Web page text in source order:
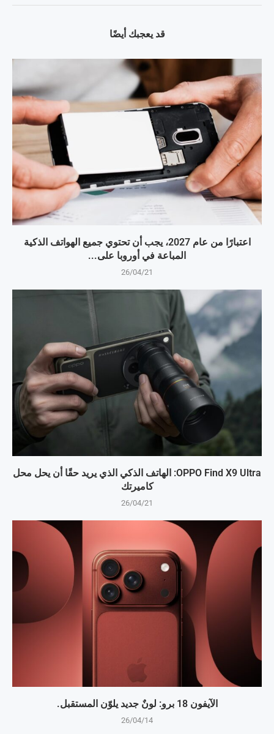
قد يعجبك أيضًا
اعتبارًا من عام 2027، يجب أن تحتوي جميع الهواتف الذكية
المباعة في أوروبا على...
26/04/21
OPPO Find X9 Ultra: الهاتف الذكي الذي يريد حقًا أن يحل محل
كاميرتك
26/04/21
الآيفون 18 برو: لونٌ جديد يلوّن المستقبل.
26/04/14